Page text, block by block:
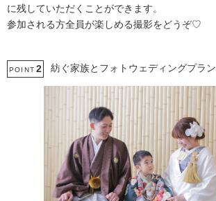
に残していただくことができます。
参加される方全員が楽しめる撮影をどうぞ♡
POINT 2 紡ぐ家族とフォトウェディングプラン